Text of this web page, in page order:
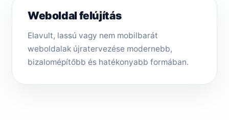
Weboldal felújítás
Elavult, lassú vagy nem mobilbarát
weboldalak újratervezése modernebb,
bizalomépítőbb és hatékonyabb formában.